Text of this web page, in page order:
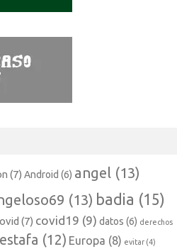
(7) Android (6) angel (13)
(13) badia (15)
(7) covid19 (9) datos (6) derechos
estafa (12) Europa (8) evitar (4)